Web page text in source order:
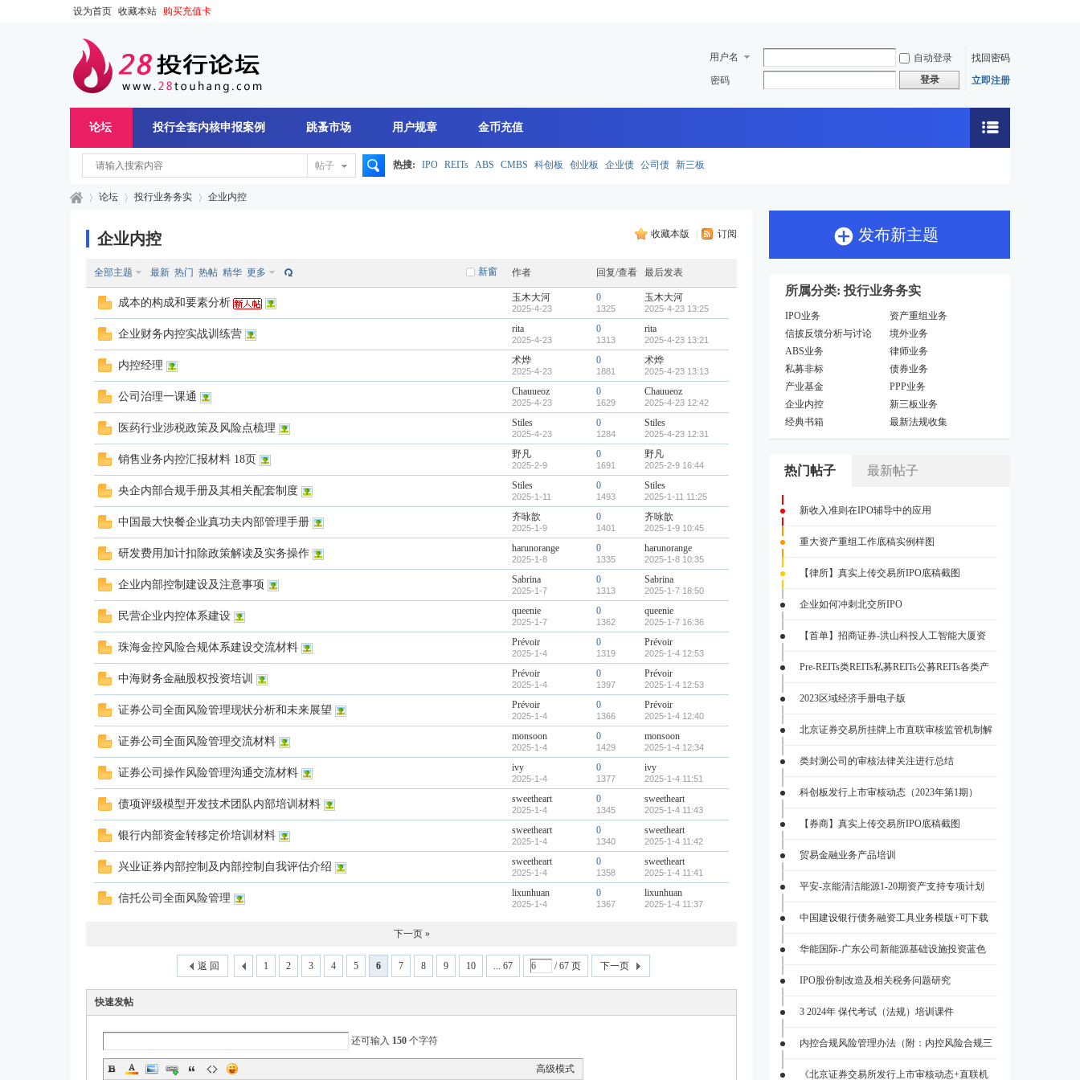
设为首页 收藏本站 购买充值卡
用户名 自动登录
找回密码
密码
登录 立即注册
论坛 投行全套内核申报案例 跳蚤市场 用户规章 金币充值
帖子
热搜: IPO REITs ABS CMBS 科创板 创业板 企业债 公司债 新三板
论坛
›
投行业务务实
›
企业内控
收藏本版 订阅
企业内控
新窗
全部主题 最新 热门 热帖 精华 更多 作者 回复/查看 最后发表
成本的构成和要素分析 玉木大河
2025-4-23
0
1325
玉木大河
2025-4-23 13:25
企业财务内控实战训练营 rita
2025-4-23
0
1313
rita
2025-4-23 13:21
内控经理 术烨
2025-4-23
0
1881
术烨
2025-4-23 13:13
公司治理一课通 Chauueoz
2025-4-23
0
1629
Chauueoz
2025-4-23 12:42
医药行业涉税政策及风险点梳理 Stiles
2025-4-23
0
1284
Stiles
2025-4-23 12:31
销售业务内控汇报材料 18页 野凡
2025-2-9
0
1691
野凡
2025-2-9 16:44
央企内部合规手册及其相关配套制度 Stiles
2025-1-11
0
1493
Stiles
2025-1-11 11:25
中国最大快餐企业真功夫内部管理手册 齐咏歆
2025-1-9
0
1401
齐咏歆
2025-1-9 10:45
研发费用加计扣除政策解读及实务操作 harunorange
2025-1-8
0
1335
harunorange
2025-1-8 10:35
企业内部控制建设及注意事项 Sabrina
2025-1-7
0
1313
Sabrina
2025-1-7 18:50
民营企业内控体系建设 queenie
2025-1-7
0
1362
queenie
2025-1-7 16:36
珠海金控风险合规体系建设交流材料 Prévoir
2025-1-4
0
1319
Prévoir
2025-1-4 12:53
中海财务金融股权投资培训 Prévoir
2025-1-4
0
1397
Prévoir
2025-1-4 12:53
证券公司全面风险管理现状分析和未来展望 Prévoir
2025-1-4
0
1366
Prévoir
2025-1-4 12:40
证券公司全面风险管理交流材料 monsoon
2025-1-4
0
1429
monsoon
2025-1-4 12:34
证券公司操作风险管理沟通交流材料 ivy
2025-1-4
0
1377
ivy
2025-1-4 11:51
债项评级模型开发技术团队内部培训材料 sweetheart
2025-1-4
0
1345
sweetheart
2025-1-4 11:43
银行内部资金转移定价培训材料 sweetheart
2025-1-4
0
1340
sweetheart
2025-1-4 11:42
兴业证券内部控制及内部控制自我评估介绍 sweetheart
2025-1-4
0
1358
sweetheart
2025-1-4 11:41
信托公司全面风险管理 lixunhuan
2025-1-4
0
1367
lixunhuan
2025-1-4 11:37
下一页 »
返 回 1 2 3 4 5 6 7 8 9 10 ... 67 / 67 页 下一页
快速发帖
还可输入 150 个字符
高级模式
发布新主题
所属分类: 投行业务务实
IPO业务
资产重组业务
信披反馈分析与讨论
境外业务
ABS业务
律师业务
私募非标
债券业务
产业基金
PPP业务
企业内控
新三板业务
经典书箱
最新法规收集
热门帖子 最新帖子
新收入准则在IPO辅导中的应用
重大资产重组工作底稿实例样图
【律所】真实上传交易所IPO底稿截图
企业如何冲刺北交所IPO
【首单】招商证券-洪山科投人工智能大厦资
Pre-REITs类REITs私募REITs公募REITs各类产
2023区域经济手册电子版
北京证券交易所挂牌上市直联审核监管机制解
类封测公司的审核法律关注进行总结
科创板发行上市审核动态（2023年第1期）
【券商】真实上传交易所IPO底稿截图
贸易金融业务产品培训
平安-京能清洁能源1-20期资产支持专项计划
中国建设银行债务融资工具业务模版+可下载
华能国际-广东公司新能源基础设施投资蓝色
IPO股份制改造及相关税务问题研究
3 2024年 保代考试（法规）培训课件
内控合规风险管理办法（附：内控风险合规三
《北京证券交易所发行上市审核动态+直联机